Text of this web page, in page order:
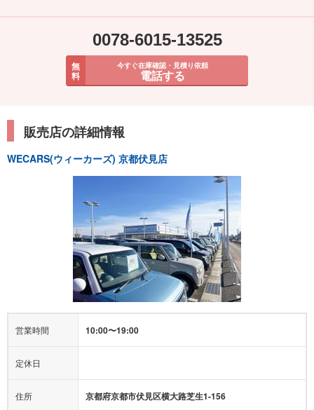
0078-6015-13525
無
料
今すぐ在庫確認・見積り依頼
電話する
販売店の詳細情報
WECARS(ウィーカーズ) 京都伏見店
営業時間 10:00〜19:00
定休日
住所 京都府京都市伏見区横大路芝生1-156